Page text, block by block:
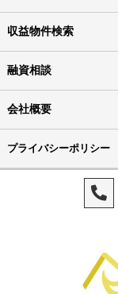
収益物件検索
融資相談
会社概要
プライバシーポリシー